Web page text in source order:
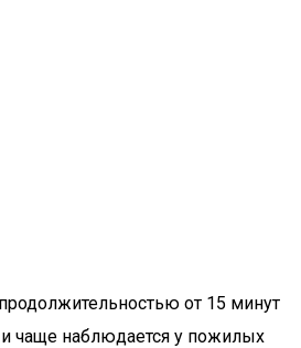
от 15 минут
и чаще наблюдается у пожилых